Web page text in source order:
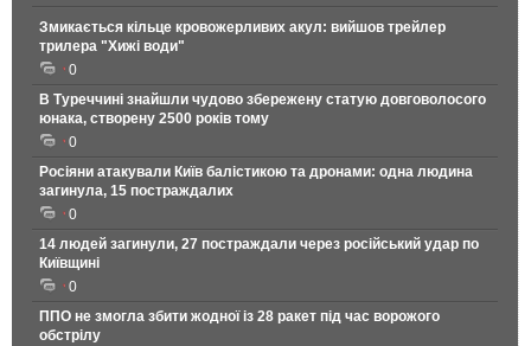
Змикається кільце кровожерливих акул: вийшов трейлер
трилера "Хижі води"
0
В Туреччині знайшли чудово збережену статую довговолосого
юнака, створену 2500 років тому
0
Росіяни атакували Київ балістикою та дронами: одна людина
загинула, 15 постраждалих
0
14 людей загинули, 27 постраждали через російський удар по
Київщині
0
ППО не змогла збити жодної із 28 ракет під час ворожого
обстрілу